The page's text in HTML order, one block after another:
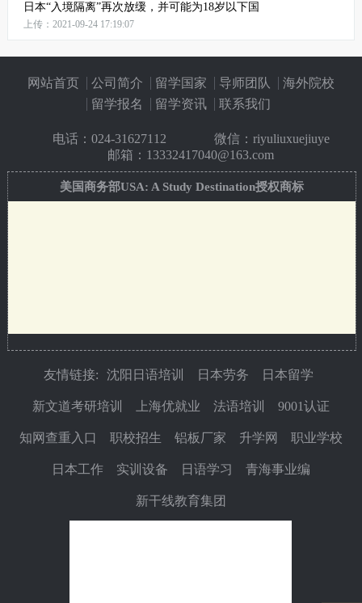
日本“入境隔离”再次放缓，并可能为18岁以下国
上传：2021-09-24 17:19:07
网站首页 公司简介 留学国家 导师团队
海外院校
留学报名
留学资讯 联系我们
电话： 024-31627112
微信：riyuliuxuejiuye
邮箱：13332417040@163.com
美国商务部USA: A Study Destination授权商标
友情链接: 沈阳日语培训 日本劳务 日本留学
新文道考研培训 上海优就业 法语培训 9001认证
知网查重入口 职校招生 铝板厂家 升学网 职业学校
日本工作 实训设备 日语学习 青海事业编
新干线教育集团